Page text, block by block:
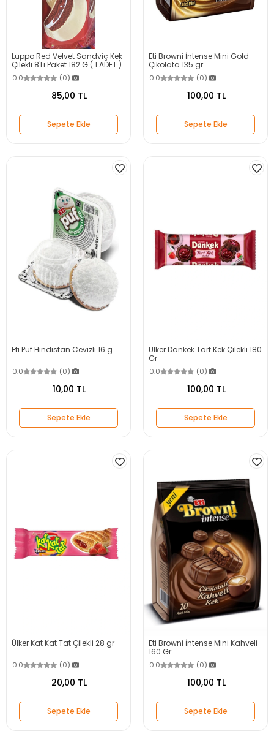
Luppo Red Velvet Sandviç Kek
Çilekli 8'Li Paket 182 G ( 1 ADET )
0.0 (0)
85,00 TL
Sepete Ekle
Eti Browni İntense Mini Gold
Çikolata 135 gr
0.0 (0)
100,00 TL
Sepete Ekle
Eti Puf Hindistan Cevizli 16 g
0.0 (0)
10,00 TL
Sepete Ekle
Ülker Dankek Tart Kek Çilekli 180
Gr
0.0 (0)
100,00 TL
Sepete Ekle
Ülker Kat Kat Tat Çilekli 28 gr
0.0 (0)
20,00 TL
Sepete Ekle
Eti Browni İntense Mini Kahveli
160 Gr.
0.0 (0)
100,00 TL
Sepete Ekle